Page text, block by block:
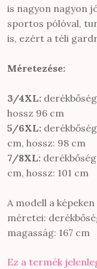
is nagyon nagyon
sportos pólóval,
is, ezért a téli
Méretezése:
3/4XL:
hossz 96 cm
5/6XL:
cm, hossz: 98 cm
7/8XL:
cm, hossz: 101 cm
A modell a
méretei:
magasság: 167 cm
Ez a termék